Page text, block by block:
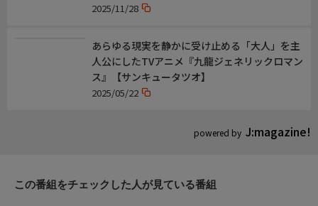
powered by J:magazine!
2025/11/28
あらゆる現実を静かに受け止める「大人」を主
人公にしたTVアニメ『九龍ジェネリックロマン
ス』【サンキュータツオ】
2025/05/22
この番組をチェックした人が見ている番組